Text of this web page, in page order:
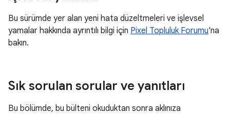
Bu sürümde yer alan yeni hata düzeltmeleri ve işlevsel
yamalar hakkında ayrıntılı bilgi için Pixel Topluluk Forumu'na
bakın.
Sık sorulan sorular ve yanıtları
Bu bölümde, bu bülteni okuduktan sonra aklınıza